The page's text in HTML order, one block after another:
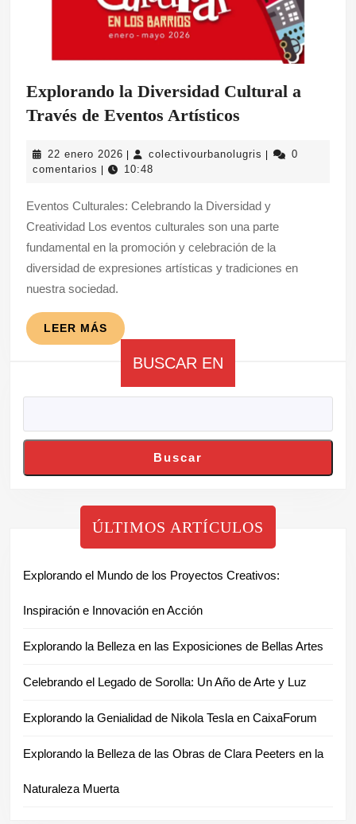
Explorando la Diversidad Cultural a
Través de Eventos Artísticos
Diversidad
a
Través
de
22 enero 2026 22
enero
| colectivourbanolugris |
0
comentarios | 10:48
Eventos Culturales: Celebrando la Diversidad y
Creatividad Los eventos culturales son una parte
fundamental en la promoción y celebración de la
diversidad de expresiones artísticas y tradiciones en
nuestra sociedad.
LEER MÁS LEER
MÁS
BUSCAR EN
Buscar
ÚLTIMOS ARTÍCULOS
Explorando el Mundo de los Proyectos Creativos:
Inspiración e Innovación en Acción
Explorando la Belleza en las Exposiciones de Bellas Artes
Celebrando el Legado de Sorolla: Un Año de Arte y Luz
Explorando la Genialidad de Nikola Tesla en CaixaForum
Explorando la Belleza de las Obras de Clara Peeters en la
Naturaleza Muerta